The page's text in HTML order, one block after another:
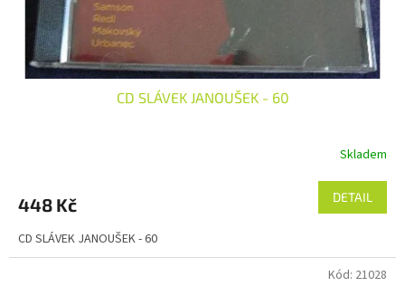
CD SLÁVEK JANOUŠEK - 60
Skladem
448 Kč DETAIL
CD SLÁVEK JANOUŠEK - 60
Kód: 21028